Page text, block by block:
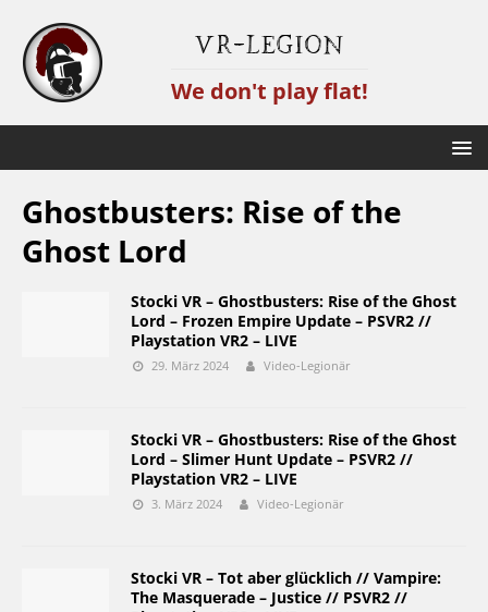
VR-Legion
We don't play flat!
Ghostbusters: Rise of the
Ghost Lord
Stocki VR – Ghostbusters: Rise of the Ghost
Lord – Frozen Empire Update – PSVR2 //
Playstation VR2 – LIVE
29. März 2024 Video-Legionär
Stocki VR – Ghostbusters: Rise of the Ghost
Lord – Slimer Hunt Update – PSVR2 //
Playstation VR2 – LIVE
3. März 2024 Video-Legionär
Stocki VR – Tot aber glücklich // Vampire:
The Masquerade – Justice // PSVR2 //